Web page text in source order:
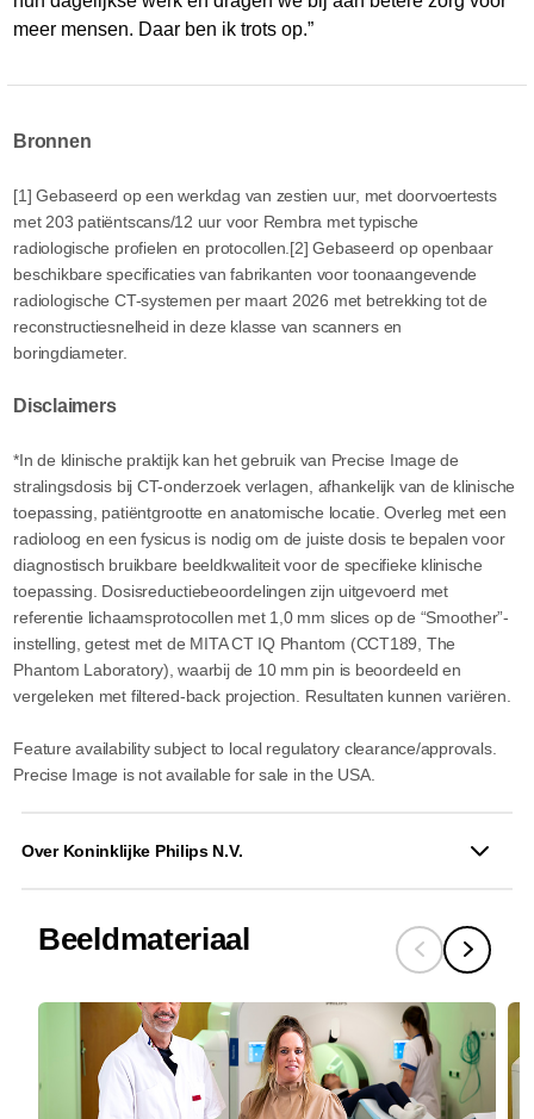
meer mensen. Daar ben ik trots op.”
Bronnen
[1] Gebaseerd op een werkdag van zestien uur, met doorvoertests
met 203 patiëntscans/12 uur voor Rembra met typische
radiologische profielen en protocollen.[2] Gebaseerd op openbaar
beschikbare specificaties van fabrikanten voor toonaangevende
radiologische CT-systemen per maart 2026 met betrekking tot de
reconstructiesnelheid in deze klasse van scanners en
boringdiameter.
Disclaimers
*In de klinische praktijk kan het gebruik van Precise Image de
stralingsdosis bij CT-onderzoek verlagen, afhankelijk van de klinische
toepassing, patiëntgrootte en anatomische locatie. Overleg met een
radioloog en een fysicus is nodig om de juiste dosis te bepalen voor
diagnostisch bruikbare beeldkwaliteit voor de specifieke klinische
toepassing. Dosisreductiebeoordelingen zijn uitgevoerd met
referentie lichaamsprotocollen met 1,0 mm slices op de “Smoother”-
instelling, getest met de MITA CT IQ Phantom (CCT189, The
Phantom Laboratory), waarbij de 10 mm pin is beoordeeld en
vergeleken met filtered-back projection. Resultaten kunnen variëren.
Feature availability subject to local regulatory clearance/approvals.
Precise Image is not available for sale in the USA.
Over Koninklijke Philips N.V.
Beeldmateriaal